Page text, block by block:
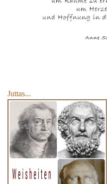
Juttas...